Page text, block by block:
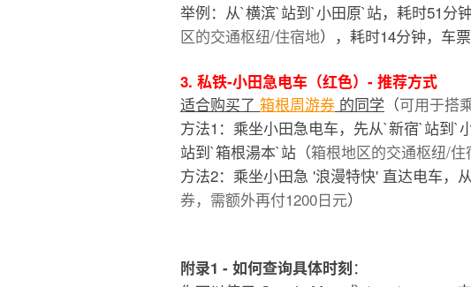
举例：从`横滨`站到`小田原`站，耗时51分
区的交通枢纽/住宿地），耗时14分钟，车
3. 私铁-小田急电车（红色）- 推荐方式
适合购买了 箱根周游券 的同学 （可用于搭
方法1：乘坐小田急电车，先从`新宿`站到`
站到`箱根湯本`站（箱根地区的交通枢纽/住
方法2：乘坐小田急 '浪漫特快' 直达电车，
券，需额外再付1200日元）
附录1 - 如何查询具体时刻：